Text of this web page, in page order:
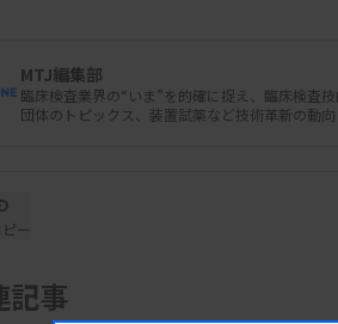
定講習会の開催方法や運営マニ
修了率の兼ね合いで県技師会単
受け入れを求める。
MTJ編集部
臨床検査業界の“いま”を的確に捉え、臨床検査
団体のトピックス、装置試薬など技術革新の動
ー
記事